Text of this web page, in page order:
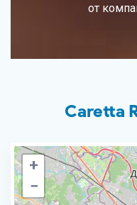
от
Caretta
+
−